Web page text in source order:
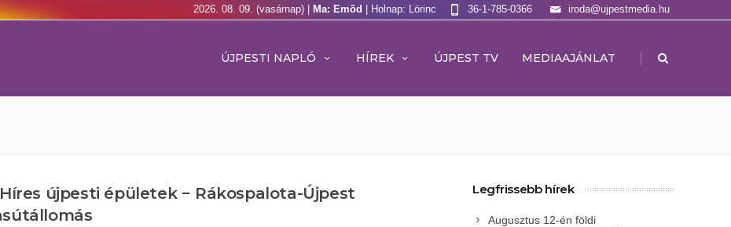
2026. 08. 09. (vasárnap) | Ma: Emõd | Holnap: Lörinc iroda@ujpestmedia.hu
36-1-785-0366
ÚJPESTI NAPLÓ HÍREK ÚJPEST TV MEDIAAJÁNLAT |
Híres újpesti épületek − Rákospalota-Újpest
Legfrissebb hírek
Augusztus 12-én földi